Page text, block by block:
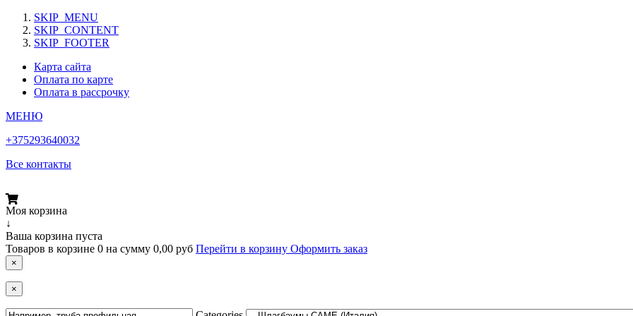
SKIP_MENU
SKIP_CONTENT
SKIP_FOOTER
Карта сайта
Оплата по карте
Оплата в рассрочку
МЕНЮ
+375293640032
Все контакты
Моя корзина
↓
Ваша корзина пуста
Товаров в корзине 0 на сумму 0,00 руб Перейти в корзину Оформить заказ
×
×